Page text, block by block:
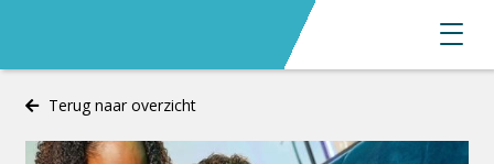
Terug naar overzicht